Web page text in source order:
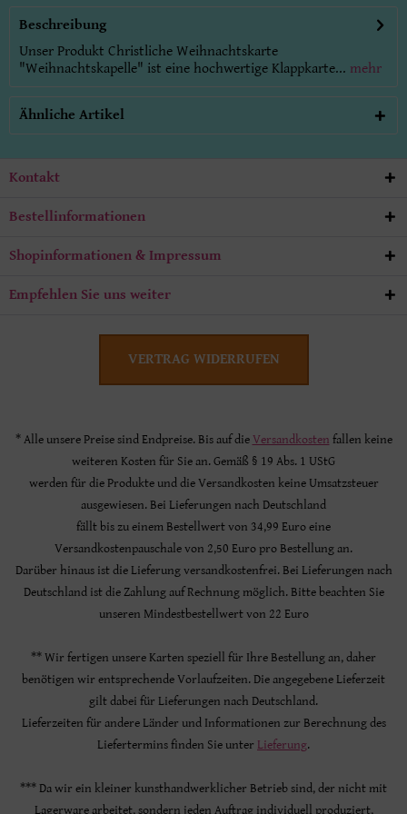
Beschreibung
Unser Produkt Christliche Weihnachtskarte
"Weihnachtskapelle" ist eine hochwertige Klappkarte... mehr
Ähnliche Artikel
Kontakt
Bestellinformationen
Shopinformationen & Impressum
Empfehlen Sie uns weiter
VERTRAG WIDERRUFEN
* Alle unsere Preise sind Endpreise. Bis auf die Versandkosten fallen keine
weiteren Kosten für Sie an. Gemäß § 19 Abs. 1 UStG
werden für die Produkte und die Versandkosten keine Umsatzsteuer
ausgewiesen. Bei Lieferungen nach Deutschland
fällt bis zu einem Bestellwert von 34,99 Euro eine
Versandkostenpauschale von 2,50 Euro pro Bestellung an.
Darüber hinaus ist die Lieferung versandkostenfrei. Bei Lieferungen nach
Deutschland ist die Zahlung auf Rechnung möglich. Bitte beachten Sie
unseren Mindestbestellwert von 22 Euro
** Wir fertigen unsere Karten speziell für Ihre Bestellung an, daher
benötigen wir entsprechende Vorlaufzeiten. Die angegebene Lieferzeit
gilt dabei für Lieferungen nach Deutschland.
Lieferzeiten für andere Länder und Informationen zur Berechnung des
Liefertermins finden Sie unter Lieferung.
*** Da wir ein kleiner kunsthandwerklicher Betrieb sind, der nicht mit
Lagerware arbeitet, sondern jeden Auftrag individuell produziert,